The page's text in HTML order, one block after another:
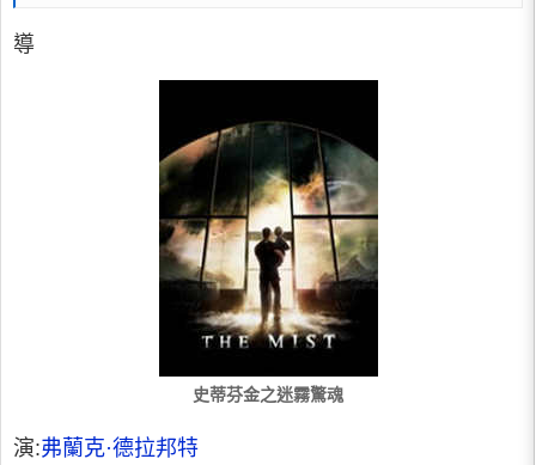
導
史蒂芬金之迷霧驚魂
演:弗蘭克·德拉邦特